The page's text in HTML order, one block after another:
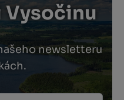
newsletteru